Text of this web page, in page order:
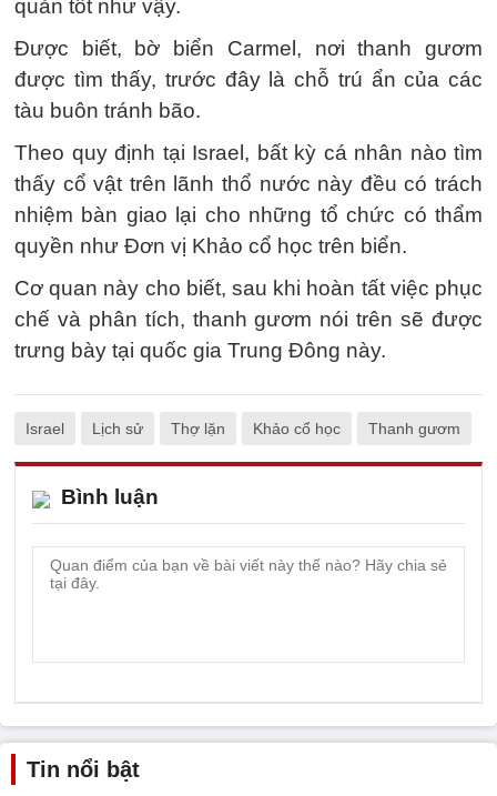
quản tốt như vậy.
Được biết, bờ biển Carmel, nơi thanh gươm
được tìm thấy, trước đây là chỗ trú ẩn của các
tàu buôn tránh bão.
Theo quy định tại Israel, bất kỳ cá nhân nào tìm
thấy cổ vật trên lãnh thổ nước này đều có trách
nhiệm bàn giao lại cho những tổ chức có thẩm
quyền như Đơn vị Khảo cổ học trên biển.
Cơ quan này cho biết, sau khi hoàn tất việc phục
chế và phân tích, thanh gươm nói trên sẽ được
trưng bày tại quốc gia Trung Đông này.
Israel Lịch sử Thợ lặn Khảo cổ học Thanh gươm
Bình luận
Tin nổi bật